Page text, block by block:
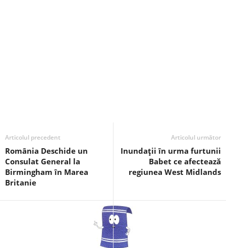
Articolul precedent
România Deschide un
Consulat General la
Birmingham în Marea
Britanie
Articolul următor
Inundații în urma furtunii
Babet ce afectează
regiunea West Midlands